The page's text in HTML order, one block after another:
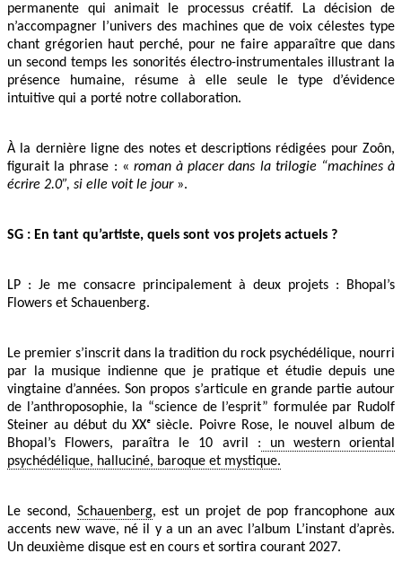
permanente qui animait le processus créatif. La décision de
n’accompagner l’univers des machines que de voix célestes type
chant grégorien haut perché, pour ne faire apparaître que dans
un second temps les sonorités électro-instrumentales illustrant la
présence humaine, résume à elle seule le type d’évidence
intuitive qui a porté notre collaboration.
À la dernière ligne des notes et descriptions rédigées pour Zoôn,
figurait la phrase : « roman à placer dans la trilogie “machines à
écrire 2.0”, si elle voit le jour».
SG : En tant qu’artiste, quels sont vos projets actuels ?
LP : Je me consacre principalement à deux projets : Bhopal’s
Flowers et Schauenberg.
Le premier s’inscrit dans la tradition du rock psychédélique, nourri
par la musique indienne que je pratique et étudie depuis une
vingtaine d’années. Son propos s’articule en grande partie autour
de l’anthroposophie, la “science de l’esprit” formulée par Rudolf
Steiner au début du XXᵉ siècle. Poivre Rose, le nouvel album de
Bhopal’s Flowers, paraîtra le 10 avril : un western oriental
psychédélique, halluciné, baroque et mystique.
Le second, Schauenberg, est un projet de pop francophone aux
accents new wave, né il y a un an avec l’album L’instant d’après.
Un deuxième disque est en cours et sortira courant 2027.